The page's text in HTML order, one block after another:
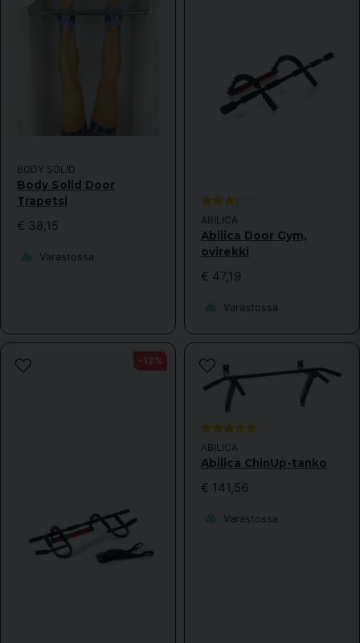
Lähetä kysymys
BODY SOLID
Body Solid Door
Trapetsi
€ 38,15
Varastossa
ABILICA
Abilica Door Gym,
ovirekki
€ 47,19
Varastossa
-12%
ABILICA
Abilica ChinUp-tanko
€ 141,56
Varastossa